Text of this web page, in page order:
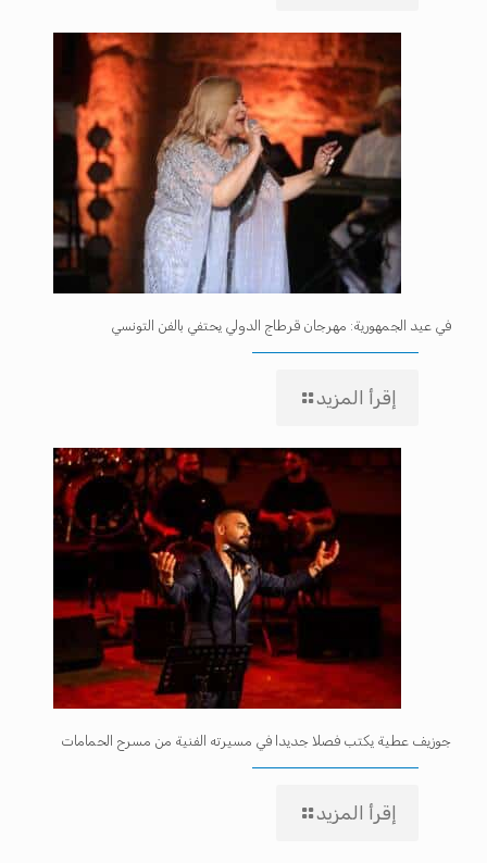
في عيد الجمهورية: مهرجان قرطاج الدولي يحتفي بالفن التونسي
إقرأ المزيد
جوزيف عطية يكتب فصلا جديدا في مسيرته الفنية من مسرح الحمامات
إقرأ المزيد